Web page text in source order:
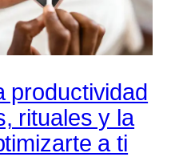
productividad
rituales y la
a ti